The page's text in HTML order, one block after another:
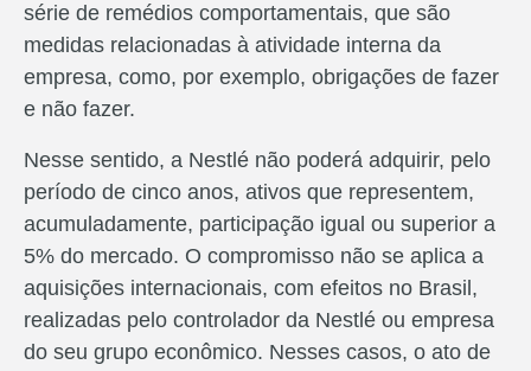
série de remédios comportamentais, que são
medidas relacionadas à atividade interna da
empresa, como, por exemplo, obrigações de fazer
e não fazer.
Nesse sentido, a Nestlé não poderá adquirir, pelo
período de cinco anos, ativos que representem,
acumuladamente, participação igual ou superior a
5% do mercado. O compromisso não se aplica a
aquisições internacionais, com efeitos no Brasil,
realizadas pelo controlador da Nestlé ou empresa
do seu grupo econômico. Nesses casos, o ato de